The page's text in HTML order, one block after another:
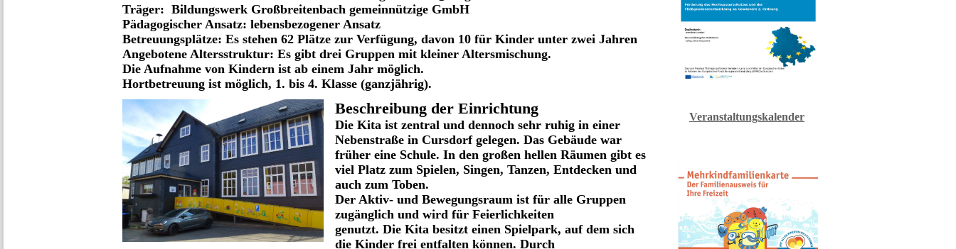
Träger: Bildungswerk Großbreitenbach gemeinnützige GmbH
Pädagogischer Ansatz: lebensbezogener Ansatz
Betreuungsplätze: Es stehen 62 Plätze zur Verfügung, davon 10 für Kinder unter zwei Jahren
Angebotene Altersstruktur: Es gibt drei Gruppen mit kleiner Altersmischung.
Die Aufnahme von Kindern ist ab einem Jahr möglich.
Hortbetreuung ist möglich, 1. bis 4. Klasse (ganzjährig).
Beschreibung der Einrichtung
Die Kita ist zentral und dennoch sehr ruhig in einer
Nebenstraße in Cursdorf gelegen. Das Gebäude war
früher eine Schule. In den großen hellen Räumen gibt es
viel Platz zum Spielen, Singen, Tanzen, Entdecken und
auch zum Toben.
Der Aktiv- und Bewegungsraum ist für alle Gruppen
zugänglich und wird für Feierlichkeiten
genutzt. Die Kita besitzt einen Spielpark, auf dem sich
die Kinder frei entfalten können. Durch
Veranstaltungskalender